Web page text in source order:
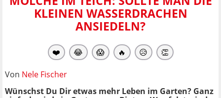
KLEINEN WASSERDRACHEN
ANSIEDELN?
❤️ 😂 😱 🔥 😥 👏
Von Nele Fischer
Wünschst Du Dir etwas mehr Leben im Garten? Ganz